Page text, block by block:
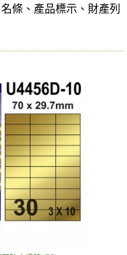
條、產品標示、財產列